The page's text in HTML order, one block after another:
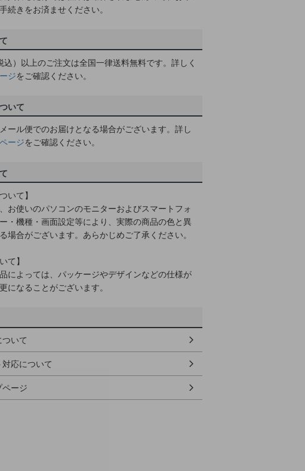
続きをお済ませください。
込）以上のご注文は全国一律送料無料です。詳しく
ジをご確認ください。
いて
ール便でのお届けとなる場合がございます。詳し
ージをご確認ください。
いて】
お使いのパソコンのモニターおよびスマートフォ
・機種・画面設定等により、実際の商品の色と異
場合がございます。あらかじめご了承ください。
て】
によっては、パッケージやデザインなどの仕様が
になることがございます。
いて
対応について
ページ